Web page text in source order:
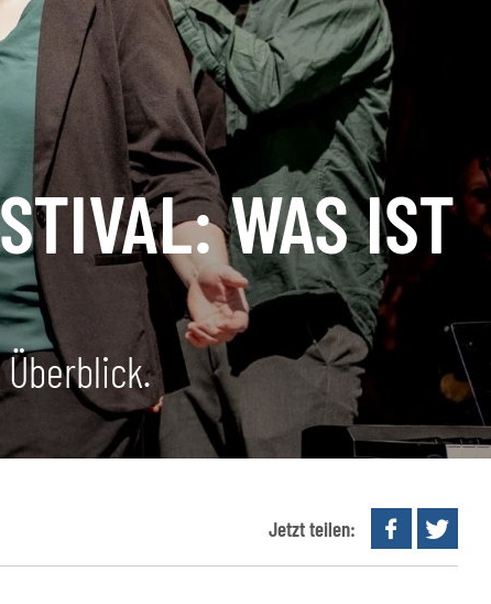
WAS IST
Jetzt teilen: